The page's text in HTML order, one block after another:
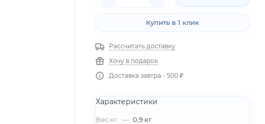
Купить в 1 клик
Рассчитать доставку
Хочу в подарок
Доставка завтра - 500 ₽
Характеристики
Вес кг. — 0,9 кг